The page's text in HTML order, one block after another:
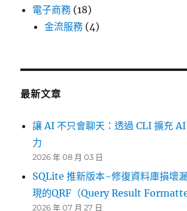
電子商務 (18)
金流服務 (4)
最新文章
讓 AI 不只會聊天：透過 CLI 擴充
力
2026 年 08 月 03 日
SQLite 推新版本~修復資料庫損壞
現的QRF（Query Result
2026 年 07 月 27 日